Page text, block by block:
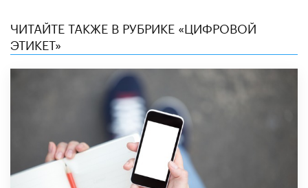
ЧИТАЙТЕ ТАКЖЕ В РУБРИКЕ «ЦИФРОВОЙ
ЭТИКЕТ»